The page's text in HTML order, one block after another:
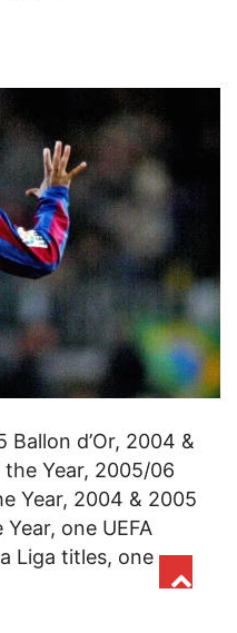
d’Or, 2004 &
the Year, 2005/06
Year, 2004 & 2005
one UEFA
Liga titles, one